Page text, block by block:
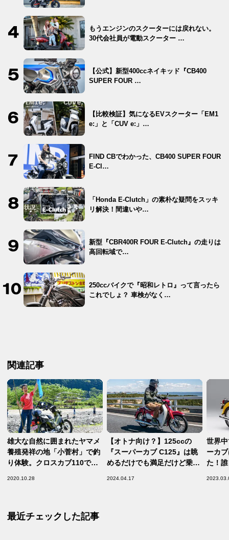
もうエンジンのスクーターには戻れない。
30代会社員が電動スクーター …
【公式】新型400ccネイキッド『CB400
SUPER FOUR …
【比較検証】気になるEVスクーター「EM1
e:」と「CUV e:」…
FIND CBでわかった、CB400 SUPER FOUR
E-Cl…
「Honda E-Clutch」の素朴な疑問をスッキ
リ解決！間違いや…
新型『CBR400R FOUR E-Clutch』の走りは
高回転域で…
250ccバイクで『昭和レトロ』って言ったら
これでしょ？ 車検がなく…
関連記事
雄大な自然に囲まれたヤマメ
養殖発祥の地「小菅村」で釣
り体験。クロスカブ110で行
2020.10.28
【オトナ向け？】125ccの
『スーパーカブ C125』は眺
めるだけでも満足だけど乗っ
2024.04.17
世界
ーカ
た！
最近チェックした記事